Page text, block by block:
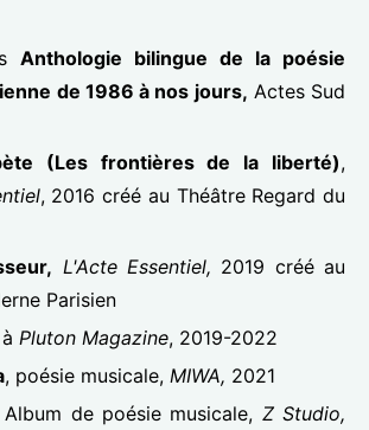
Anthologie bilingue de la poésie
de 1986 à nos jours, Actes Sud
(Les frontières de la liberté),
, 2016 créé au Théâtre Regard du
L'Acte Essentiel, 2019 créé au
Parisien
à Pluton Magazine, 2019-2022
, poésie musicale, MIWA, 2021
Album de poésie musicale, Z Studio,